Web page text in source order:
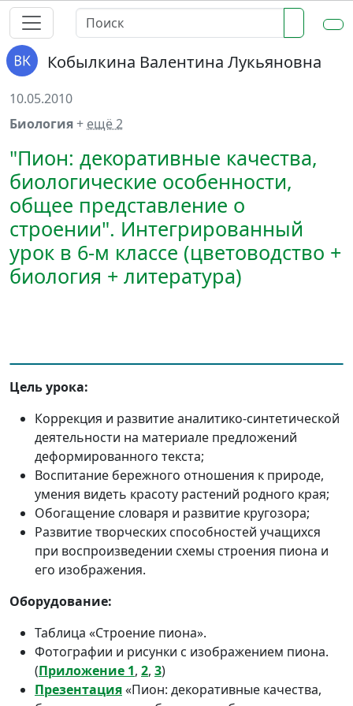
Кобылкина Валентина Лукьяновна
10.05.2010
Биология+ ещё 2
"Пион: декоративные качества,
биологические особенности,
общее представление о
строении". Интегрированный
урок в 6-м классе (цветоводство +
биология + литература)
Цель урока:
Коррекция и развитие аналитико-синтетической
деятельности на материале предложений
деформированного текста;
Воспитание бережного отношения к природе,
умения видеть красоту растений родного края;
Обогащение словаря и развитие кругозора;
Развитие творческих способностей учащихся
при воспроизведении схемы строения пиона и
его изображения.
Оборудование:
Таблица «Строение пиона».
Фотографии и рисунки с изображением пиона.
(Приложение 1, 2, 3)
Презентация«Пион: декоративные качества,